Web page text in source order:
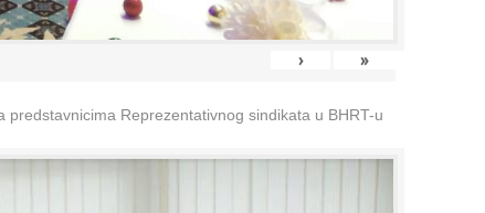
› »
Reprezentativnog sindikata u BHRT-u